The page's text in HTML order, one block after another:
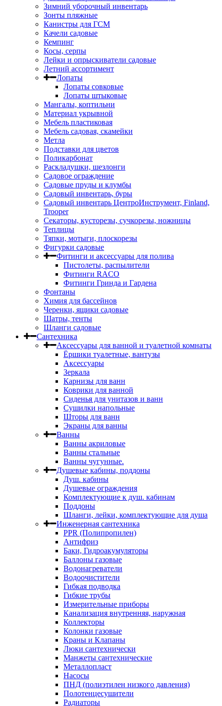
Зимний уборочный инвентарь
Зонты пляжные
Канистры для ГСМ
Качели садовые
Кемпинг
Косы, серпы
Лейки и опрыскиватели садовые
Летний ассортимент
Лопаты
Лопаты совковые
Лопаты штыковые
Мангалы, коптильни
Материал укрывной
Мебель пластиковая
Мебель садовая, скамейки
Метла
Подставки для цветов
Поликарбонат
Раскладушки, шезлонги
Садовое ограждение
Садовые пруды и клумбы
Садовый инвентарь, буры
Садовый инвентарь ЦентроИнструмент, Finland,
Trooper
Секаторы, кусторезы, сучкорезы, ножницы
Теплицы
Тяпки, мотыги, плоскорезы
Фигурки садовые
Фитинги и аксессуары для полива
Пистолеты, распылители
Фитинги RACO
Фитинги Гринда и Гардена
Фонтаны
Химия для бассейнов
Черенки, ящики садовые
Шатры, тенты
Шланги садовые
Сантехника
Аксессуары для ванной и туалетной комнаты
Ёршики туалетные, вантузы
Аксессуары
Зеркала
Карнизы для ванн
Коврики для ванной
Сиденья для унитазов и ванн
Сушилки напольные
Шторы для ванн
Экраны для ванны
Ванны
Ванны акриловые
Ванны стальные
Ванны чугунные.
Душевые кабины, поддоны
Душ. кабины
Душевые ограждения
Комплектующие к душ. кабинам
Поддоны
Шланги, лейки, комплектующие для душа
Инженерная сантехника
PPR (Полипропилен)
Антифриз
Баки, Гидроакумуляторы
Баллоны газовые
Водонагреватели
Водоочистители
Гибкая подводка
Гибкие трубы
Измерительные приборы
Канализация внутренняя, наружная
Коллекторы
Колонки газовые
Краны и Клапаны
Люки сантехнически
Манжеты сантехнические
Металлопласт
Насосы
ПНД (полиэтилен низкого давления)
Полотенцесушители
Радиаторы